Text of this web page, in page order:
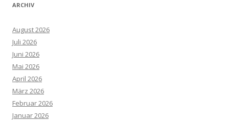
ARCHIV
August 2026
Juli 2026
Juni 2026
Mai 2026
April 2026
März 2026
Februar 2026
Januar 2026